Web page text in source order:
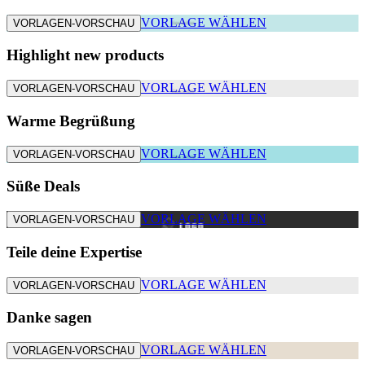
VORLAGEN-VORSCHAU VORLAGE WÄHLEN
Highlight new products
VORLAGEN-VORSCHAU VORLAGE WÄHLEN
Warme Begrüßung
VORLAGEN-VORSCHAU VORLAGE WÄHLEN
Süße Deals
VORLAGEN-VORSCHAU VORLAGE WÄHLEN
Teile deine Expertise
VORLAGEN-VORSCHAU VORLAGE WÄHLEN
Danke sagen
VORLAGEN-VORSCHAU VORLAGE WÄHLEN